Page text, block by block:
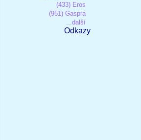
(433) Eros
(951) Gaspra
...další
Odkazy